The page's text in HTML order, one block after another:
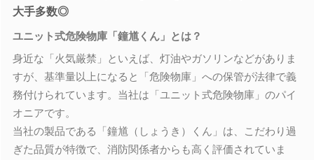
大手多数◎
ユニット式危険物庫「鐘馗くん」とは？
身近な「火気厳禁」といえば、灯油やガソリンなどがありま
すが、基準量以上になると「危険物庫」への保管が法律で義
務付けられています。当社は「ユニット式危険物庫」のパイ
オニアです。
当社の製品である「鐘馗（しょうき）くん」は、こだわり過
ぎた品質が特徴で、消防関係者からも高く評価されていま